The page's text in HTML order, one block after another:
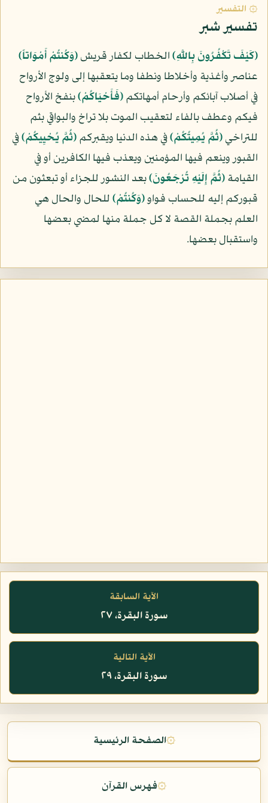
۞ التفسير
تفسير شبر
﴿كَيْفَ تَكْفُرُونَ بِاللَّهِ﴾الخطاب لكفار قريش﴿وَكُنتُمْ أَمْوَاتاً﴾
عناصر وأغذية وأخلاطا ونطفا وما يتعقبها إلى ولوج الأرواح
في أصلاب آبائكم وأرحام أمهاتكم﴿فَأَحْيَاكُمْ﴾بنفخ الأرواح
فيكم وعطف بالفاء لتعقيب الموت بلا تراخ والبواقي بثم
للتراخي﴿ثُمَّ يُمِيتُكُمْ﴾في هذه الدنيا ويقبركم﴿ثُمَّ يُحْيِيكُمْ﴾في
القبور وينعم فيها المؤمنين ويعذب فيها الكافرين أو في
القيامة﴿ثُمَّ إِلَيْهِ تُرْجَعُونَ﴾بعد النشور للجزاء أو تبعثون من
قبوركم إليه للحساب فواو﴿وَكُنتُمْ﴾للحال والحال هي
العلم بجملة القصة لا كل جملة منها لمضي بعضها
واستقبال بعضها.
الآية السابقة
سورة البقرة، ٢٧
الآية التالية
سورة البقرة، ٢٩
۞الصفحة الرئيسية
۞فهرس القرآن